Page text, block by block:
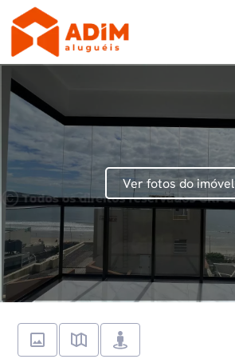
Ver fotos do imóvel